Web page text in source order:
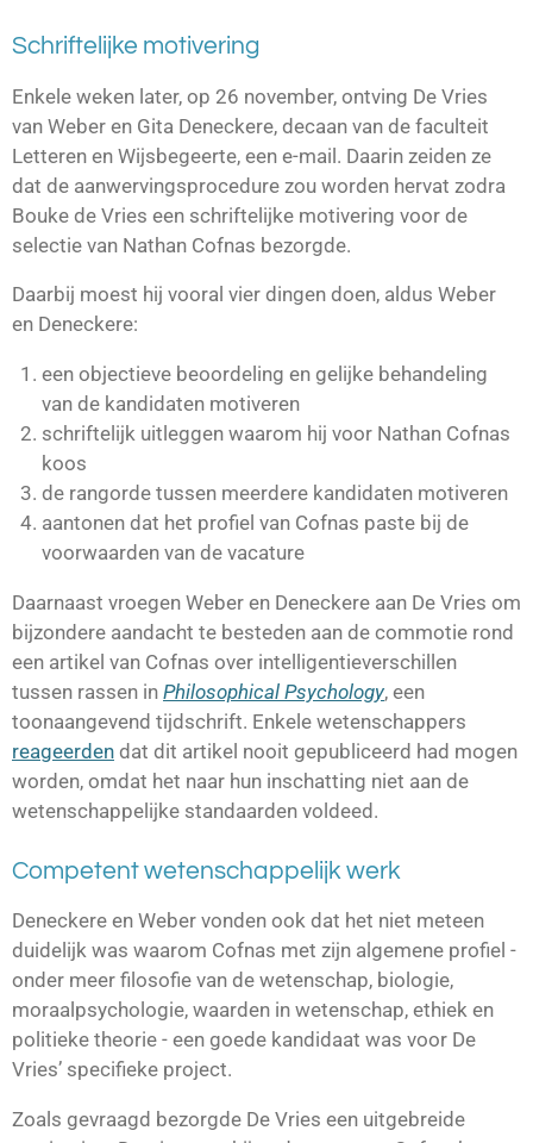
Schriftelijke motivering
Enkele weken later, op 26 november, ontving De Vries
van Weber en Gita Deneckere, decaan van de faculteit
Letteren en Wijsbegeerte, een e-mail. Daarin zeiden ze
dat de aanwervingsprocedure zou worden hervat zodra
Bouke de Vries een schriftelijke motivering voor de
selectie van Nathan Cofnas bezorgde.
Daarbij moest hij vooral vier dingen doen, aldus Weber
en Deneckere:
een objectieve beoordeling en gelijke behandeling
van de kandidaten motiveren
schriftelijk uitleggen waarom hij voor Nathan Cofnas
koos
de rangorde tussen meerdere kandidaten motiveren
aantonen dat het profiel van Cofnas paste bij de
voorwaarden van de vacature
Daarnaast vroegen Weber en Deneckere aan De Vries om
bijzondere aandacht te besteden aan de commotie rond
een artikel van Cofnas over intelligentieverschillen
tussen rassen in Philosophical Psychology, een
toonaangevend tijdschrift. Enkele wetenschappers
reageerden dat dit artikel nooit gepubliceerd had mogen
worden, omdat het naar hun inschatting niet aan de
wetenschappelijke standaarden voldeed.
Competent wetenschappelijk werk
Deneckere en Weber vonden ook dat het niet meteen
duidelijk was waarom Cofnas met zijn algemene profiel -
onder meer filosofie van de wetenschap, biologie,
moraalpsychologie, waarden in wetenschap, ethiek en
politieke theorie - een goede kandidaat was voor De
Vries’ specifieke project.
Zoals gevraagd bezorgde De Vries een uitgebreide